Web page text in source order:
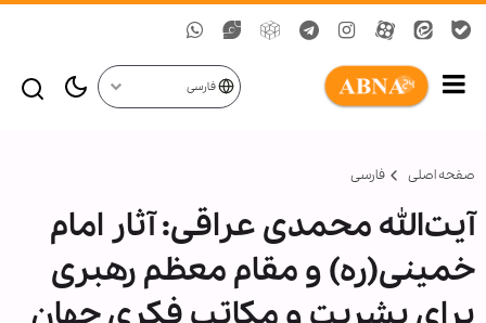
فارسی
صفحه اصلی فارسی
آیت‌الله محمدی عراقی: آثار امام
خمینی(ره) و مقام معظم رهبری